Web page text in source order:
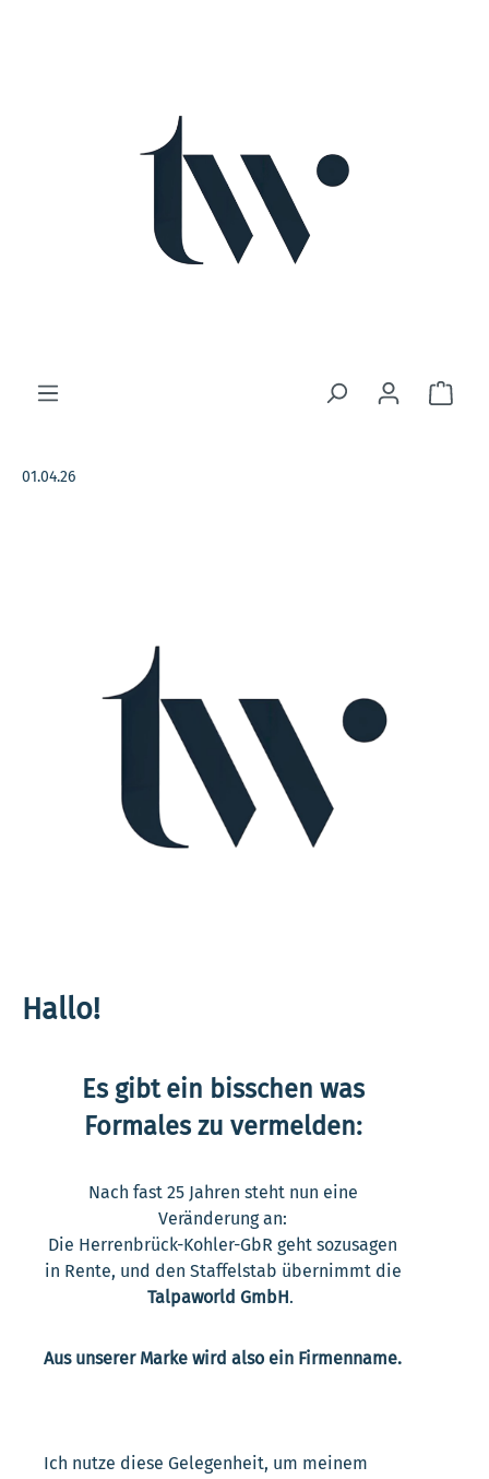
01.04.26
Hallo!
Es gibt ein bisschen was
Formales zu vermelden:
Nach fast 25 Jahren steht nun eine
Veränderung an:
Die Herrenbrück-Kohler-GbR geht sozusagen
in Rente, und den Staffelstab übernimmt die
Talpaworld GmbH.
Aus unserer Marke wird also ein Firmenname.
Ich nutze diese Gelegenheit, um meinem